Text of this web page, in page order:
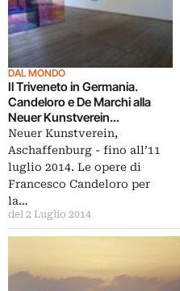
DAL MONDO
Il Triveneto in Germania.
Candeloro e De Marchi alla
Neuer Kunstverein
Aschaffenburg
Neuer Kunstverein,
Aschaffenburg - fino all’11
luglio 2014. Le opere di
Francesco Candeloro per
la…
del 2 Luglio 2014